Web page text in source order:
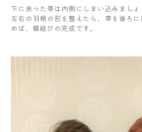
下に余った帯は内側にしまい込みましょ
左右の羽根の形を整えたら、帯を後ろ
めば、蝶結びの完成です。